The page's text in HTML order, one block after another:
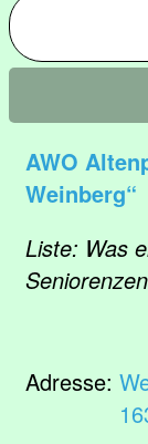
AWO
Weinberg“
Liste: Was
Adresse: